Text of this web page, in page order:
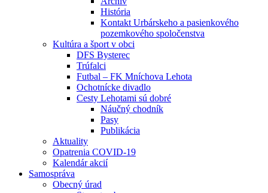
História
Kontakt Urbárskeho a pasienkového
pozemkového spoločenstva
Kultúra a šport v obci
DFS Bysterec
Trúfalci
Futbal – FK Mníchova Lehota
Ochotnícke divadlo
Cesty Lehotami sú dobré
Náučný chodník
Pasy
Publikácia
Aktuality
Opatrenia COVID-19
Kalendár akcií
Samospráva
Obecný úrad